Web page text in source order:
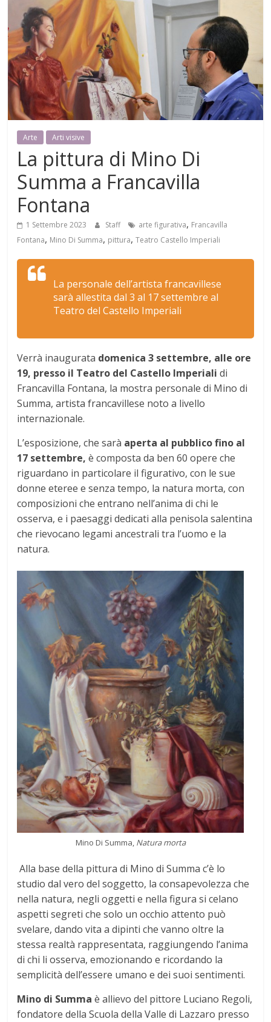
Mensile
di
arte,
cultura,
turismo
e
curiosità
Arte Arti visive
La pittura di Mino Di
Summa a Francavilla
Fontana
1 Settembre 2023 Staff arte figurativa, Francavilla
Fontana, Mino Di Summa, pittura,Teatro Castello Imperiali
La personale dell’artista francavillese
sarà allestita dal 3 al 17 settembre al
Teatro del Castello Imperiali
Verrà inaugurata domenica 3 settembre, alle ore
19, presso il Teatro del Castello Imperiali di
Francavilla Fontana, la mostra personale di Mino di
Summa, artista francavillese noto a livello
internazionale.
L’esposizione, che sarà aperta al pubblico fino al
17 settembre, è composta da ben 60 opere che
riguardano in particolare il figurativo, con le sue
donne eteree e senza tempo, la natura morta, con
composizioni che entrano nell’anima di chi le
osserva, e i paesaggi dedicati alla penisola salentina
che rievocano legami ancestrali tra l’uomo e la
natura.
Mino Di Summa, Natura morta
Alla base della pittura di Mino di Summa c’è lo
studio dal vero del soggetto, la consapevolezza che
nella natura, negli oggetti e nella figura si celano
aspetti segreti che solo un occhio attento può
svelare, dando vita a dipinti che vanno oltre la
stessa realtà rappresentata, raggiungendo l’anima
di chi li osserva, emozionando e ricordando la
semplicità dell’essere umano e dei suoi sentimenti.
Mino di Summa è allievo del pittore Luciano Regoli,
fondatore della Scuola della Valle di Lazzaro presso